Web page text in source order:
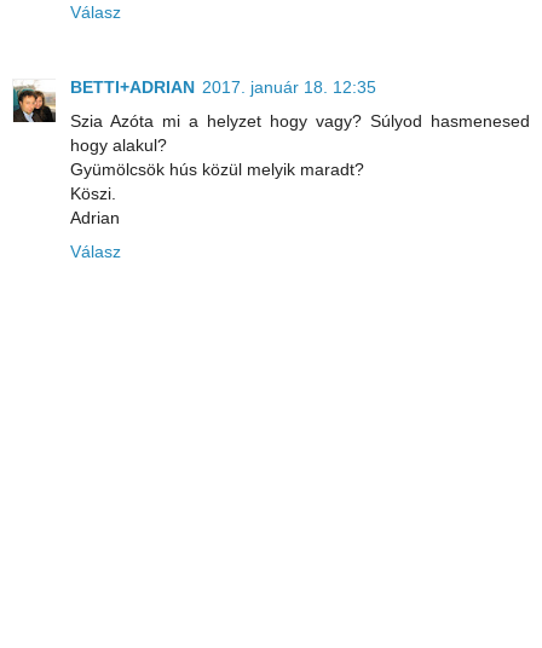
Válasz
BETTI+ADRIAN 2017. január 18. 12:35
Szia Azóta mi a helyzet hogy vagy? Súlyod hasmenesed
hogy alakul?
Gyümölcsök hús közül melyik maradt?
Köszi.
Adrian
Válasz